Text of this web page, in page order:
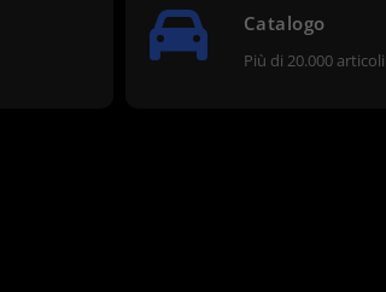
Catalogo
Più di 20.000 articoli